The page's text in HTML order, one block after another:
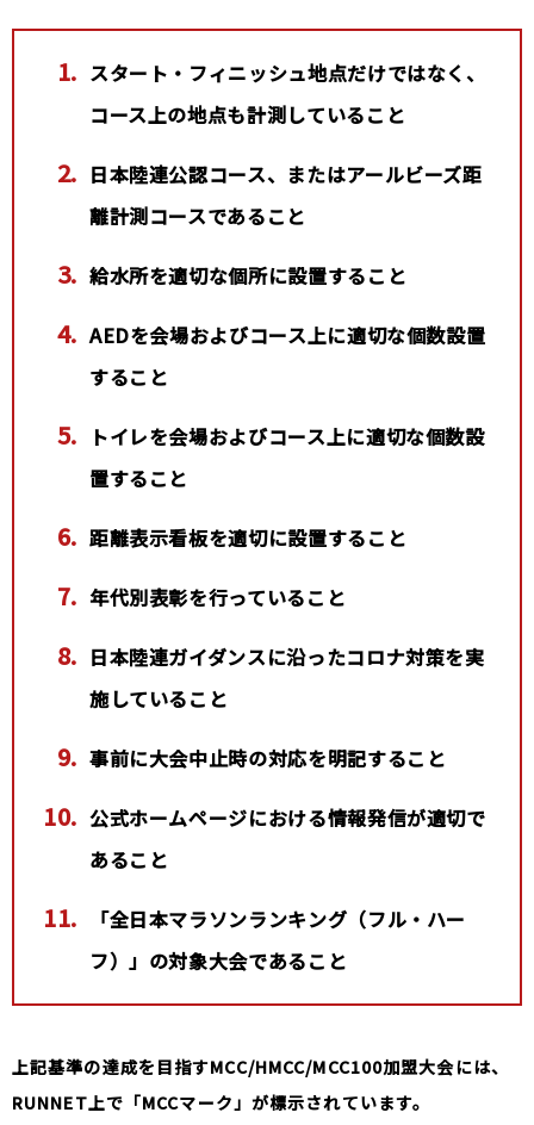
スタート・フィニッシュ地点だけではなく、
コース上の地点も計測していること
日本陸連公認コース、またはアールビーズ距
離計測コースであること
給水所を適切な個所に設置すること
AEDを会場およびコース上に適切な個数設置
すること
トイレを会場およびコース上に適切な個数設
置すること
距離表示看板を適切に設置すること
年代別表彰を行っていること
日本陸連ガイダンスに沿ったコロナ対策を実
施していること
事前に大会中止時の対応を明記すること
公式ホームページにおける情報発信が適切で
あること
「全日本マラソンランキング（フル・ハー
フ）」の対象大会であること
上記基準の達成を目指すMCC/HMCC/MCC100加盟大会には、
RUNNET上で「MCCマーク」が標示されています。